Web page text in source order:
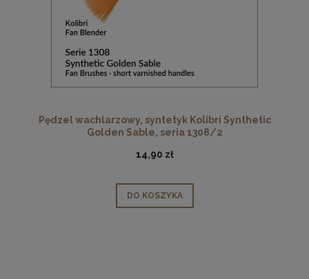
Pędzel wachlarzowy, syntetyk Kolibri Synthetic
Golden Sable, seria 1308/2
14,90 zł
DO KOSZYKA